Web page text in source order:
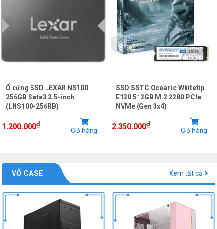
Ổ cứng SSD LEXAR NS100
256GB Sata3 2.5-inch
(LNS100-256RB)
1.200.000₫
Giỏ hàng
SSD SSTC Oceanic Whitetip
E130 512GB M.2 2280 PCIe
NVMe (Gen 3x4)
2.350.000₫
Giỏ hàng
VỎ CASE Xem tất cả